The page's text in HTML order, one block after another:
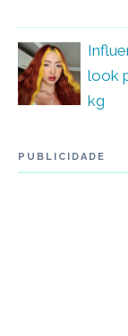
look
kg
PUBLICIDADE